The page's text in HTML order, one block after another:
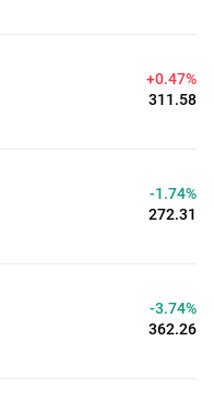
+0.47%
311.58
-1.74%
272.31
-3.74%
362.26